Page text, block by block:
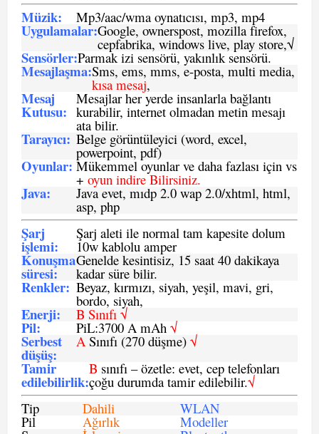
Müzik: Mp3/aac/wma oynatıcısı, mp3, mp4
Uygulamalar:Google, ownerspost, mozilla firefox,
cepfabrika, windows live, play store,√
Sensörler:Parmak izi sensörü, yakınlık sensörü.
Mesajlaşma:Sms, ems, mms, e-posta, multi media,
kısa mesaj,
Mesaj
Kutusu:
Mesajlar her yerde insanlarla bağlantı
kurabilir, internet olmadan metin mesajı
ata bilir.
Tarayıcı: Belge görüntüleyici (word, excel,
powerpoint, pdf)
Oyunlar: Mükemmel oyunlar ve daha fazlası için vs
+ oyun indire Bilirsiniz.
Java: Java evet, mıdp 2.0 wap 2.0/xhtml, html,
asp, php
Şarj
işlemi:
Şarj aleti ile normal tam kapesite dolum
10w kablolu amper
Konuşma
süresi:
Genelde kesintisiz, 15 saat 40 dakikaya
kadar süre bilir.
Renkler: Beyaz, kırmızı, siyah, yeşil, mavi, gri,
bordo, siyah,
Enerji: B Sınıfı √
Pil: PiL:3700 A mAh √
Serbest
düşüş:
ASınıfı (270 düşme) √
Tamir
edilebilirlik:
B sınıfı – özetle: evet, cep telefonları
çoğu durumda tamir edilebilir.√
Tip
Dahili WLAN
Pil Ağırlık Modeller